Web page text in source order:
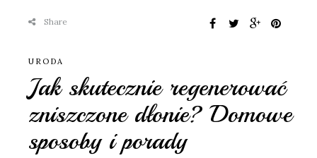
Share
URODA
Jak skutecznie regenerować
zniszczone dłonie? Domowe
sposoby i porady